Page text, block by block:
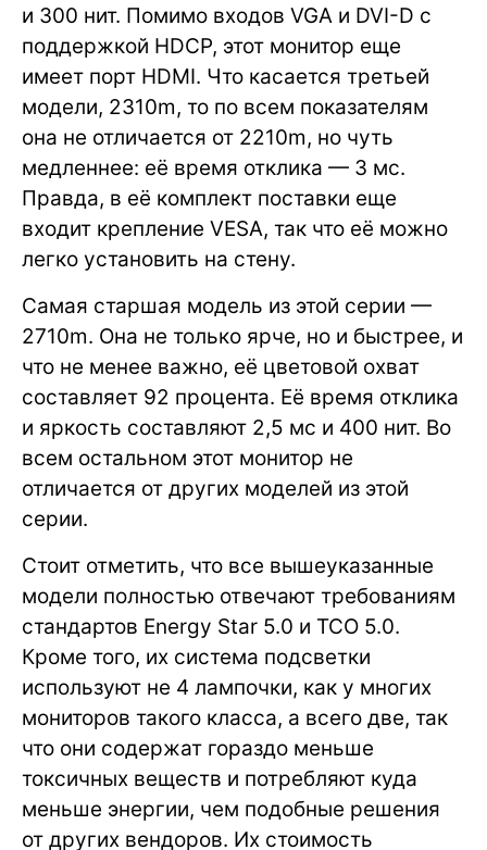
и 300 нит. Помимо входов VGA и DVI-D с
поддержкой HDCP, этот монитор еще
имеет порт HDMI. Что касается третьей
модели, 2310m, то по всем показателям
она не отличается от 2210m, но чуть
медленнее: её время отклика — 3 мс.
Правда, в её комплект поставки еще
входит крепление VESA, так что её можно
легко установить на стену.
Самая старшая модель из этой серии —
2710m. Она не только ярче, но и быстрее, и
что не менее важно, её цветовой охват
составляет 92 процента. Её время отклика
и яркость составляют 2,5 мс и 400 нит. Во
всем остальном этот монитор не
отличается от других моделей из этой
серии.
Стоит отметить, что все вышеуказанные
модели полностью отвечают требованиям
стандартов Energy Star 5.0 и TCO 5.0.
Кроме того, их система подсветки
используют не 4 лампочки, как у многих
мониторов такого класса, а всего две, так
что они содержат гораздо меньше
токсичных веществ и потребляют куда
меньше энергии, чем подобные решения
от других вендоров. Их стоимость